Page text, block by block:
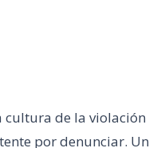
cultura de la violación
por denunciar. Un